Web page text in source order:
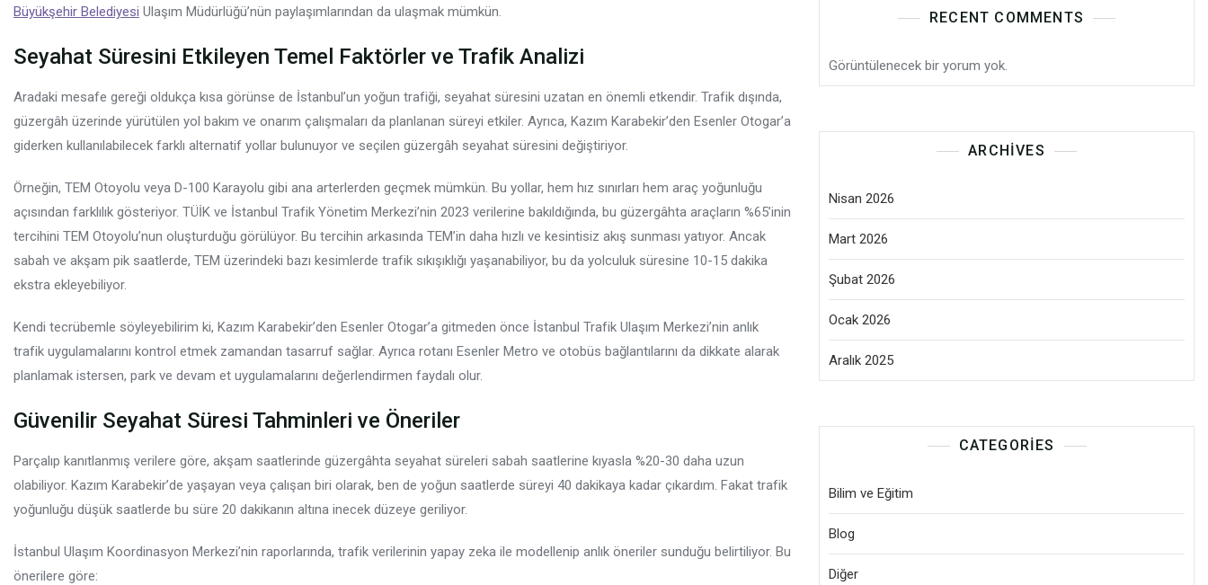
Büyükşehir Belediyesi Ulaşım Müdürlüğü’nün paylaşımlarından da ulaşmak mümkün.
Seyahat Süresini Etkileyen Temel Faktörler ve Trafik Analizi
Aradaki mesafe gereği oldukça kısa görünse de İstanbul’un yoğun trafiği, seyahat süresini uzatan en önemli etkendir. Trafik dışında,
güzergâh üzerinde yürütülen yol bakım ve onarım çalışmaları da planlanan süreyi etkiler. Ayrıca, Kazım Karabekir’den Esenler Otogar’a
giderken kullanılabilecek farklı alternatif yollar bulunuyor ve seçilen güzergâh seyahat süresini değiştiriyor.
Örneğin, TEM Otoyolu veya D-100 Karayolu gibi ana arterlerden geçmek mümkün. Bu yollar, hem hız sınırları hem araç yoğunluğu
açısından farklılık gösteriyor. TÜİK ve İstanbul Trafik Yönetim Merkezi’nin 2023 verilerine bakıldığında, bu güzergâhta araçların %65’inin
tercihini TEM Otoyolu’nun oluşturduğu görülüyor. Bu tercihin arkasında TEM’in daha hızlı ve kesintisiz akış sunması yatıyor. Ancak
sabah ve akşam pik saatlerde, TEM üzerindeki bazı kesimlerde trafik sıkışıklığı yaşanabiliyor, bu da yolculuk süresine 10-15 dakika
ekstra ekleyebiliyor.
Kendi tecrübemle söyleyebilirim ki, Kazım Karabekir’den Esenler Otogar’a gitmeden önce İstanbul Trafik Ulaşım Merkezi’nin anlık
trafik uygulamalarını kontrol etmek zamandan tasarruf sağlar. Ayrıca rotanı Esenler Metro ve otobüs bağlantılarını da dikkate alarak
planlamak istersen, park ve devam et uygulamalarını değerlendirmen faydalı olur.
Güvenilir Seyahat Süresi Tahminleri ve Öneriler
Parçalıp kanıtlanmış verilere göre, akşam saatlerinde güzergâhta seyahat süreleri sabah saatlerine kıyasla %20-30 daha uzun
olabiliyor. Kazım Karabekir’de yaşayan veya çalışan biri olarak, ben de yoğun saatlerde süreyi 40 dakikaya kadar çıkardım. Fakat trafik
yoğunluğu düşük saatlerde bu süre 20 dakikanın altına inecek düzeye geriliyor.
İstanbul Ulaşım Koordinasyon Merkezi’nin raporlarında, trafik verilerinin yapay zeka ile modellenip anlık öneriler sunduğu belirtiliyor. Bu
önerilere göre:
RECENT COMMENTS
Görüntülenecek bir yorum yok.
ARCHIVES
Nisan 2026
Mart 2026
Şubat 2026
Ocak 2026
Aralık 2025
CATEGORIES
Bilim ve Eğitim
Blog
Diğer